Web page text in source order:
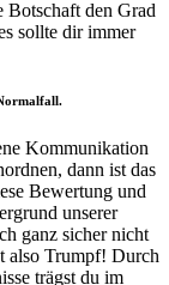
Botschaft den Grad
sollte dir immer
Kommunikation
dann ist das
Bewertung und
unserer
ganz sicher nicht
also Trumpf! Durch
trägst du im